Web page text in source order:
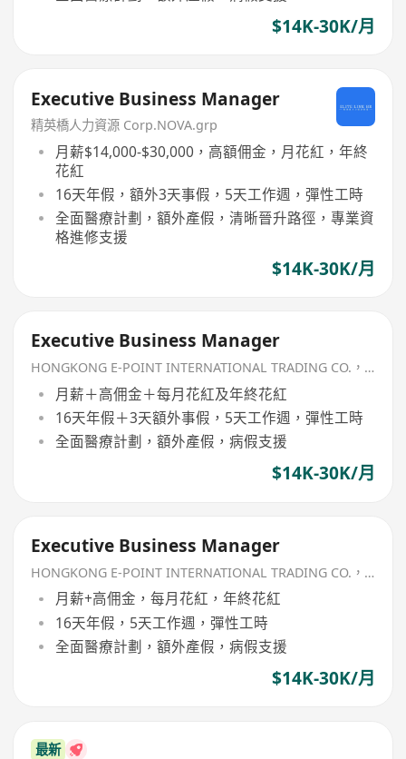
$14K-30K/月
Executive Business Manager
精英橋人力資源 Corp.NOVA.grp
月薪$14,000-$30,000，高額佣金，月花紅，年終
花紅
16天年假，額外3天事假，5天工作週，彈性工時
全面醫療計劃，額外產假，清晰晉升路徑，專業資
格進修支援
$14K-30K/月
Executive Business Manager
HONGKONG E-POINT INTERNATIONAL TRADING CO.，LIMITED
月薪＋高佣金＋每月花紅及年終花紅
16天年假＋3天額外事假，5天工作週，彈性工時
全面醫療計劃，額外產假，病假支援
$14K-30K/月
Executive Business Manager
HONGKONG E-POINT INTERNATIONAL TRADING CO.，LIMITED
月薪+高佣金，每月花紅，年終花紅
16天年假，5天工作週，彈性工時
全面醫療計劃，額外產假，病假支援
$14K-30K/月
最新